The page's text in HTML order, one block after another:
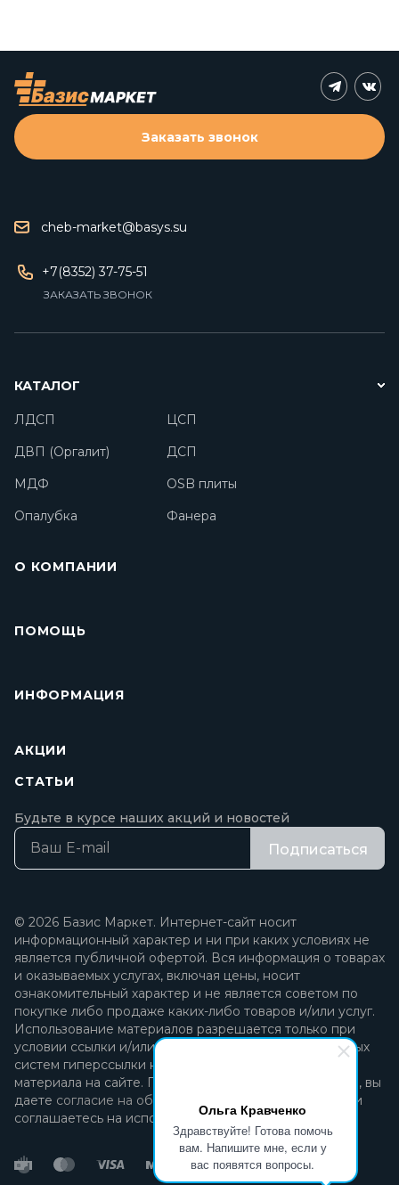
Ольга Кравченко
Здравствуйте! Готова помочь
вам. Напишите мне, если у
вас появятся вопросы.
cheb-market@basys.su
+7(8352) 37-75-51
ЗАКАЗАТЬ ЗВОНОК
Заказать звонок
КАТАЛОГ
ЛДСП
ЦСП
ДВП (Оргалит)
ДСП
МДФ
OSB плиты
Опалубка
Фанера
О КОМПАНИИ
ПОМОЩЬ
ИНФОРМАЦИЯ
АКЦИИ
СТАТЬИ
Будьте в курсе наших акций и новостей
Подписаться
© 2026 Базис Маркет. Интернет-сайт носит
информационный характер и ни при каких условиях не
является публичной офертой. Вся информация о товарах
и оказываемых услугах, включая цены, носит
ознакомительный характер и не является советом по
покупке либо продаже каких-либо товаров и/или услуг.
Использование материалов разрешается только при
условии ссылки и/или прямой открытой для поисковых
систем гиперссылки на непосредственный адрес
материала на сайте. Продолжая пользоваться сайтом, вы
даете согласие на обработку персональных данных
и
соглашаетесь на использование файлов cookie.